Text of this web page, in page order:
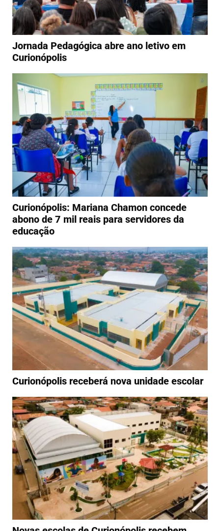
Jornada Pedagógica abre ano letivo em
Curionópolis
Curionópolis: Mariana Chamon concede
abono de 7 mil reais para servidores da
educação
Curionópolis receberá nova unidade escolar